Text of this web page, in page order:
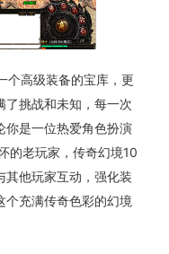
个高级装备的宝库，更
了挑战和未知，每一次
你是一位热爱角色扮演
的老玩家，传奇幻境10
其他玩家互动，强化装
个充满传奇色彩的幻境